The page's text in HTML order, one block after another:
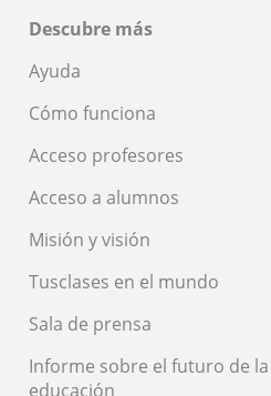
Descubre más
Ayuda
Cómo funciona
Acceso profesores
Acceso a alumnos
Misión y visión
Tusclases en el mundo
Sala de prensa
Informe sobre el futuro de la
educación